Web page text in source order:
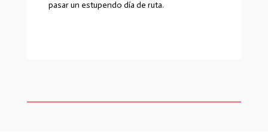
pasar un estupendo día de ruta.